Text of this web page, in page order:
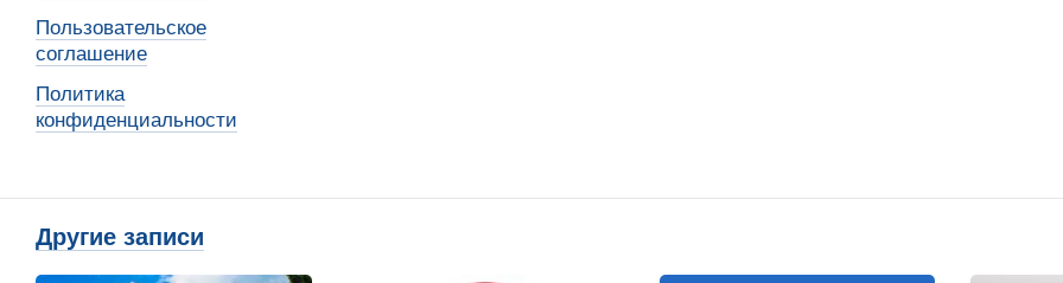
Пользовательское
соглашение
Политика
конфиденциальности
Другие записи